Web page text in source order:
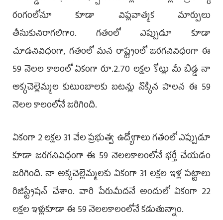
రంగంలోనూ కూడా విప్లవాత్మక మార్పులు
తీసుకునిరాగలిగాం. గతంలో ఎప్పుడూ కూడా
చూడనివిధంగా, గతంలో మన రాష్ట్రంలో జరగనివిధంగా ఈ
59 నెలల కాలంలో ఏకంగా రూ.2.70 లక్షల కోట్లు మీ బిడ్డ నా
అక్కచెల్లెమ్మల కుటుంబాలకు బటన్లు నొక్కిన పాలన ఈ 59
నెలల కాలంలోనే జరిగింది.
ఏకంగా 2 లక్షల 31 వేల ప్రభుత్వ ఉద్యోగాలు గతంలో ఎప్పుడూ
కూడా జరగనివిధంగా ఈ 59 నెలలకాలంలోనే భర్తీ చేయడం
జరిగింది. నా అక్కచెల్లెమ్మలకు ఏకంగా 31 లక్షల ఇళ్ల పట్టాలు
రిజిస్ట్రేషన్ చేశాం. వారి పేరుమీదనే అందులో ఏకంగా 22
లక్షల ఇళ్లుకూడా ఈ 59 నెలలకాలంలోనే కడుతున్నాం.